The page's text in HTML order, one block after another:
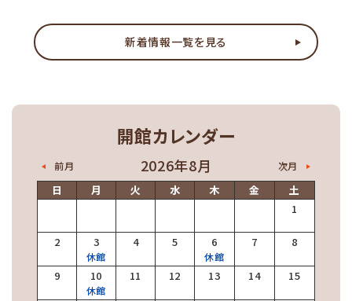
2026年07月16日
９月５日（土）と10月４日（日）に子どもの読書ボランティア等研修会を
2026年07月03日
「おすすめしたいこどものほん」2026年度版を発行しました
2026年06月16日 イベント
【８月12日】高校生ビジネスプラン作成講座
2026年04月01日 お知らせ
令和８年度の「遠隔地利用者図書貸出サービス」について
新着情報一覧を見る
開館カレンダー
前月 2026年8月 次月
日 月 火 水 木 金
土
1
2 3
休館
4 5 6
休館
7 8
9 10
休館
11 12 13 14 15